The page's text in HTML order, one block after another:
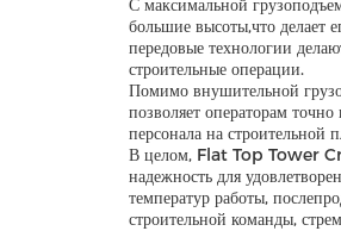
С максимальной
большие высоты,что делает
передовые технологии
строительные операции.
Помимо внушительной
позволяет операторам
персонала на строительной
В целом, Flat Top Tower
надежность для
температур работы,
строительной команды,